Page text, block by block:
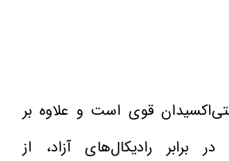
قوی است و علاوه بر
برابر رادیکال‌های آزاد، از